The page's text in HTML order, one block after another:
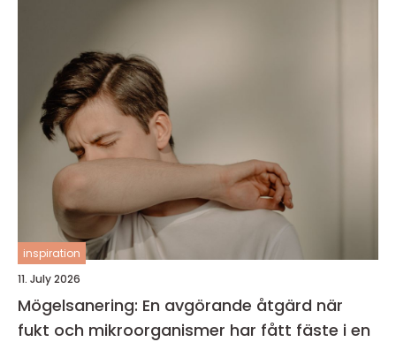
inspiration
11. July 2026
Mögelsanering: En avgörande åtgärd när
fukt och mikroorganismer har fått fäste i en